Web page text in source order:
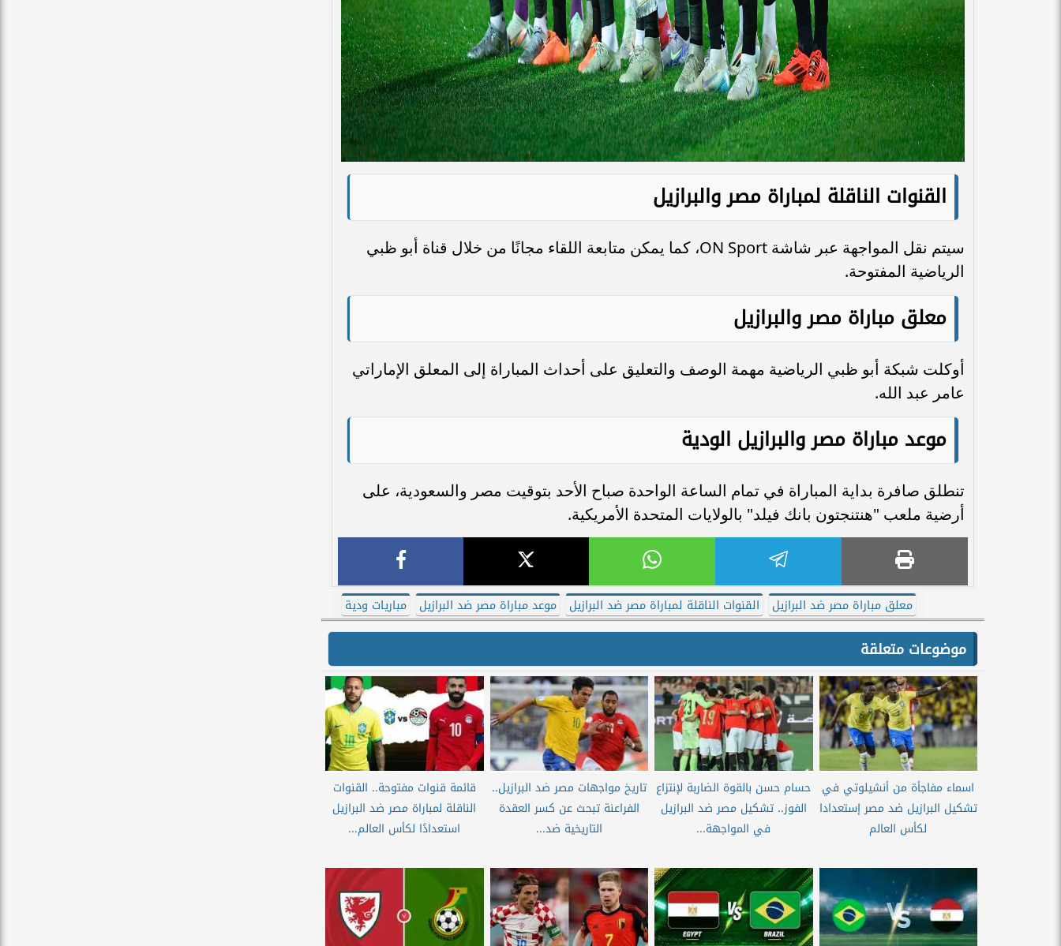
القنوات الناقلة لمباراة مصر والبرازيل
سيتم نقل المواجهة عبر شاشة ON Sport، كما يمكن متابعة اللقاء مجانًا من خلال قناة أبو ظبي
الرياضية المفتوحة.
معلق مباراة مصر والبرازيل
أوكلت شبكة أبو ظبي الرياضية مهمة الوصف والتعليق على أحداث المباراة إلى المعلق الإماراتي
عامر عبد الله.
موعد مباراة مصر والبرازيل الودية
تنطلق صافرة بداية المباراة في تمام الساعة الواحدة صباح الأحد بتوقيت مصر والسعودية، على
أرضية ملعب "هنتنجتون بانك فيلد" بالولايات المتحدة الأمريكية.
معلق مباراة مصر ضد البرازيل القنوات الناقلة لمباراة مصر ضد البرازيل موعد مباراة مصر ضد البرازيل مباريات ودية
موضوعات متعلقة
اسماء مفاجأة من أنشيلوتي في
تشكيل البرازيل ضد مصر إستعدادا
لكأس العالم
حسام حسن بالقوة الضاربة لإنتزاع
الفوز.. تشكيل مصر ضد البرازيل
في المواجهة...
تاريخ مواجهات مصر ضد البرازيل..
الفراعنة تبحث عن كسر العقدة
التاريخية ضد...
قائمة قنوات مفتوحة.. القنوات
الناقلة لمباراة مصر ضد البرازيل
استعدادًا لكأس العالم...